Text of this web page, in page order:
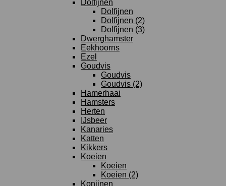
Dolfijnen
Dolfijnen
Dolfijnen (2)
Dolfijnen (3)
Dwerghamster
Eekhoorns
Ezel
Goudvis
Goudvis
Goudvis (2)
Hamerhaai
Hamsters
Herten
IJsbeer
Kanaries
Katten
Kikkers
Koeien
Koeien
Koeien (2)
Konijnen